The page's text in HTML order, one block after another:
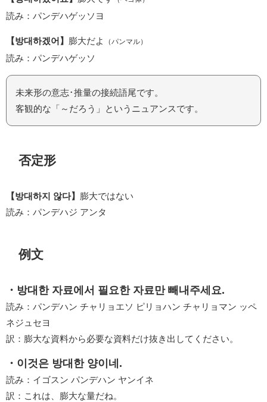
読み：パンデハゲッソヨ
【방대하겠어】 膨大だよ （パンマル）
読み：パンデハゲッソ
未来形の意志･推量の接続語尾です。
客観的な「～だろう」というニュアンスです。
否定形
【방대하지 않다】
膨大ではない
読み：パンデハジ アンタ
例文
・방대한 자료에서 필요한 자료만 빼내주세요.
読み：パンデハン チャリョエソ ピリョハン チャリョマン ッペ
ネジュセヨ
訳：膨大な資料から必要な資料だけ抜き出してください。
・이것은 방대한 양이네.
読み：イゴスン パンデハン ヤンイネ
訳：これは、膨大な量だね。